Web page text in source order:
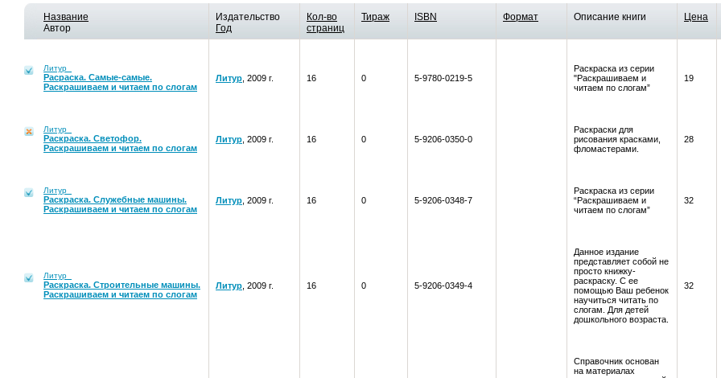
Название
Автор
Издательство
Год
Кол-во
страниц
Тираж ISBN Формат Описание книги Цена
Литур
Расраска. Самые-самые.
Раскрашиваем и читаем по слогам
Литур , 2009 г. 16 0 5-9780-0219-5
Раскраска из серии
"Раскрашиваем и
читаем по слогам”
19
Литур
Раскраска. Светофор.
Раскрашиваем и читаем по слогам
Литур , 2009 г. 16 0 5-9206-0350-0
Раскраски для
рисования красками,
фломастерами.
28
Литур
Раскраска. Служебные машины.
Раскрашиваем и читаем по слогам
Литур , 2009 г. 16 0 5-9206-0348-7
Раскраска из серии
“Раскрашиваем и
читаем по слогам”
32
Литур
Раскраска. Строительные машины.
Раскрашиваем и читаем по слогам
Литур , 2009 г. 16 0 5-9206-0349-4
Данное издание
представляет собой не
просто книжку-
раскраску. С ее
помощью Ваш ребенок
научиться читать по
слогам. Для детей
дошкольного возраста.
32
Справочник основан
на материалах